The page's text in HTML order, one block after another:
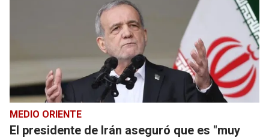
MEDIO ORIENTE
El presidente de Irán aseguró que es "muy